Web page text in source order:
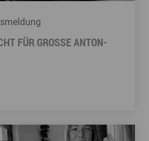
FÜR GROSSE ANTON-G